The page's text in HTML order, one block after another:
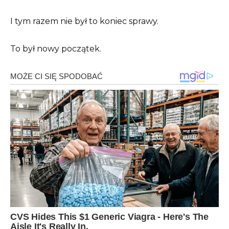
I tym razem nie był to koniec sprawy.
To był nowy początek.